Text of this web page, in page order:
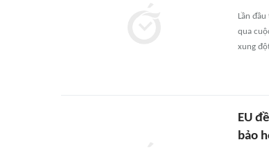
Lần
qua
xung
EU
bảo